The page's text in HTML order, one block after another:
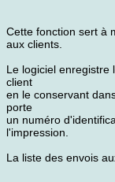
Cette fonction sert à
aux clients.
Le logiciel enregistre
client
en le conservant
porte
un numéro
l'impression.
La liste des envois